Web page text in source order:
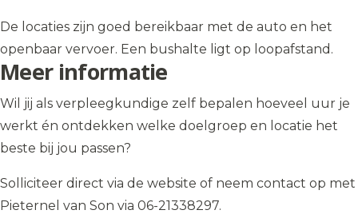
De locaties zijn goed bereikbaar met de auto en het
openbaar vervoer. Een bushalte ligt op loopafstand.
Meer informatie
Wil jij als verpleegkundige zelf bepalen hoeveel uur je
werkt én ontdekken welke doelgroep en locatie het
beste bij jou passen?
Solliciteer direct via de website of neem contact op met
Pieternel van Son via 06-21338297.